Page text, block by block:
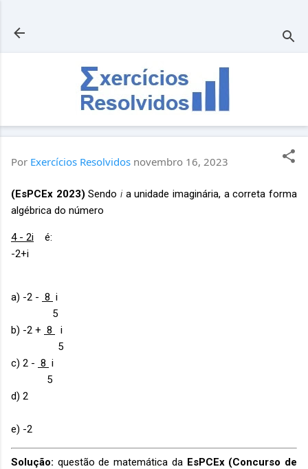
Por Exercícios Resolvidos novembro 16, 2023
(EsPCEx 2023) Sendoi a unidade imaginária, a correta forma
algébrica do número
4 - 2i é:
-2+i
a) -2 - 8 i
5
b) -2 + 8
i
5
c) 2 - 8 i
5
d) 2
e) -2
Solução: questão de matemática da EsPCEx (Concurso de